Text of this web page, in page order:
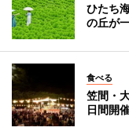
ひたち
の丘が
食べる
笠間・
日間開